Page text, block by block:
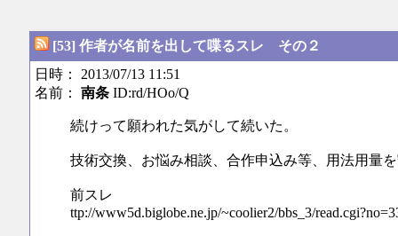
[53] 作者が名前を出して喋るスレ その２
日時： 2013/07/13 11:51
名前： 南条ID:rd/HOo/Q
続けって願われた気がして続いた。
技術交換、お悩み相談、合作申込み等、用法用量
前スレ
ttp://www5d.biglobe.ne.jp/~coolier2/bbs_3/